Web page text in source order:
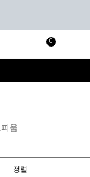
바
0
움
정렬
FILTER MENU